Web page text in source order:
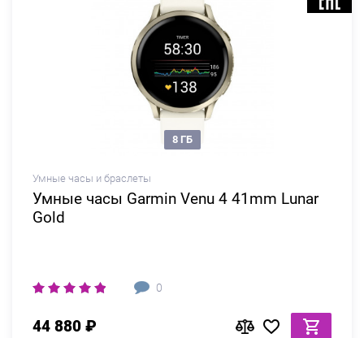
Умные часы и браслеты
Умные часы Garmin Venu 4 41mm Lunar
Gold
0
8 ГБ
44 880 ₽